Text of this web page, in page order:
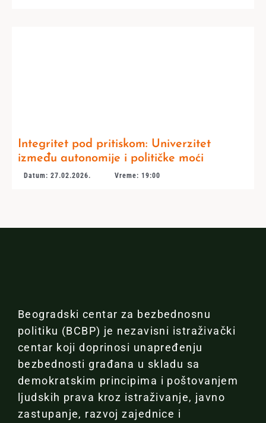
Integritet pod pritiskom: Univerzitet
između autonomije i političke moći
Datum: 27.02.2026. Vreme: 19:00
Beogradski centar za bezbednosnu
politiku (BCBP) je nezavisni istraživački
centar koji doprinosi unapređenju
bezbednosti građana u skladu sa
demokratskim principima i poštovanjem
ljudskih prava kroz istraživanje, javno
zastupanje, razvoj zajednice i